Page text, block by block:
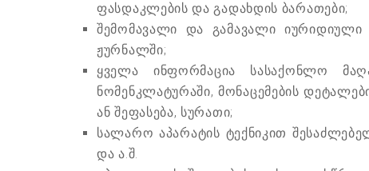
ფასდაკლების და გადახდის ბარათები;
შემომავალი და გამავალი იურიდიული
ჟურნალში;
ყველა ინფორმაცია სასაქონლო
ნომენკლატურაში, მონაცემების
ან შეფასება, სურათი;
სალარო აპარატის ტექნიკით
და ა.შ.